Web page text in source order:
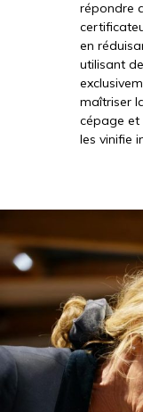
répondre
en
utilisant
maîtriser
cépage et
les vinifie
Nous reprenons des
Pour toute demande,
contact@domaine-